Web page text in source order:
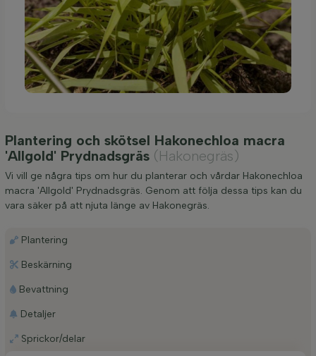
Plantering och skötsel Hakonechloa macra
'Allgold' Prydnadsgräs (Hakonegräs)
Vi vill ge några tips om hur du planterar och vårdar Hakonechloa
macra 'Allgold' Prydnadsgräs. Genom att följa dessa tips kan du
vara säker på att njuta länge av Hakonegräs.
Plantering
Beskärning
Bevattning
Detaljer
Sprickor/delar